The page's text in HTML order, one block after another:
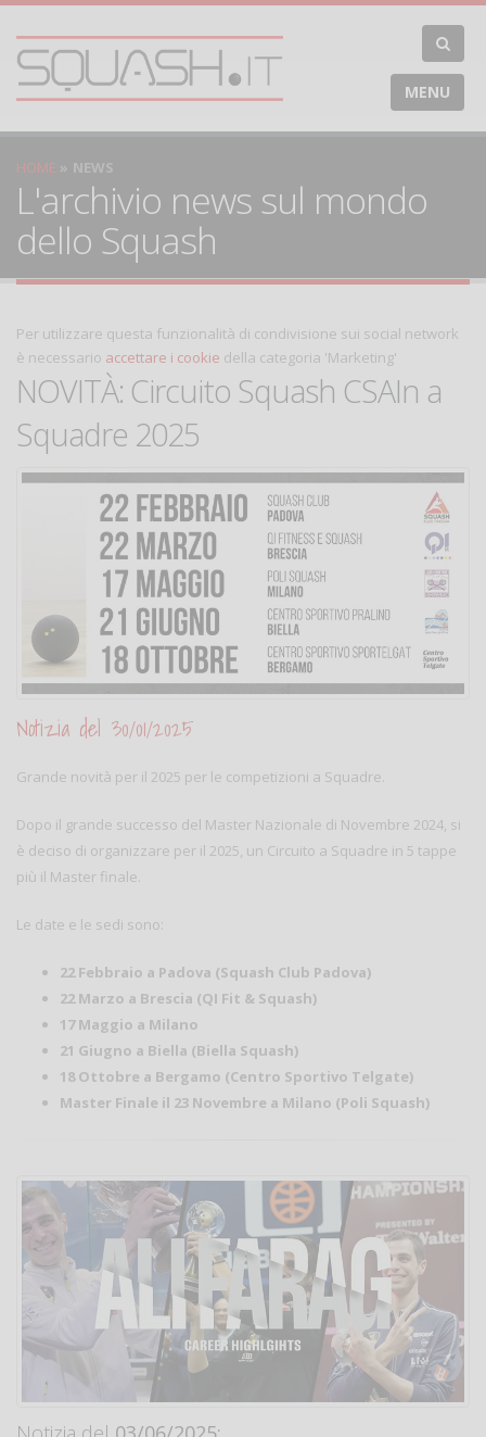
MENU
HOME NEWS
L'archivio news sul mondo
dello Squash
Per utilizzare questa funzionalità di condivisione sui social network
è necessario accettare i cookie della categoria 'Marketing'
NOVITÀ: Circuito Squash CSAIn a
Squadre 2025
Notizia del 30/01/2025
Grande novità per il 2025 per le competizioni a Squadre.
Dopo il grande successo del Master Nazionale di Novembre 2024, si
è deciso di organizzare per il 2025, un Circuito a Squadre in 5 tappe
più il Master finale.
Le date e le sedi sono:
22 Febbraio a Padova (Squash Club Padova)
22 Marzo a Brescia (QI Fit & Squash)
17 Maggio a Milano
21 Giugno a Biella (Biella Squash)
18 Ottobre a Bergamo (Centro Sportivo Telgate)
Master Finale il 23 Novembre a Milano (Poli Squash)